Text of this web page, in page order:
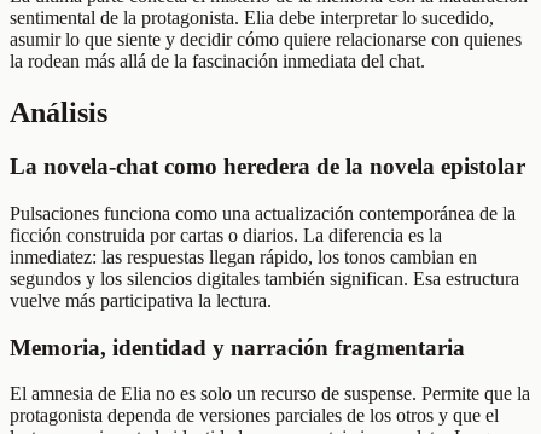
sentimental de la protagonista. Elia debe interpretar lo sucedido,
asumir lo que siente y decidir cómo quiere relacionarse con quienes
la rodean más allá de la fascinación inmediata del chat.
Análisis
La novela-chat como heredera de la novela epistolar
Pulsaciones funciona como una actualización contemporánea de la
ficción construida por cartas o diarios. La diferencia es la
inmediatez: las respuestas llegan rápido, los tonos cambian en
segundos y los silencios digitales también significan. Esa estructura
vuelve más participativa la lectura.
Memoria, identidad y narración fragmentaria
El amnesia de Elia no es solo un recurso de suspense. Permite que la
protagonista dependa de versiones parciales de los otros y que el